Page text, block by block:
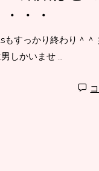
・・
もすっかり終わり＾＾
しかいませ …